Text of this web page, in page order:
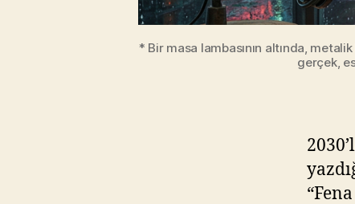
* Bir masa lambasının altında,
gerçek,